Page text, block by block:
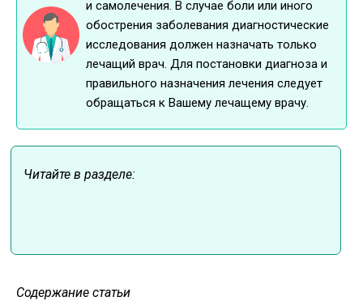
и самолечения. В случае боли или иного
обострения заболевания диагностические
исследования должен назначать только
лечащий врач. Для постановки диагноза и
правильного назначения лечения следует
обращаться к Вашему лечащему врачу.
Читайте в разделе:
Содержание статьи